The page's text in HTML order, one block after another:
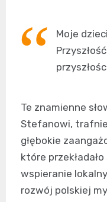
Moje
Te znamienne
Stefanowi,
głębokie
które
wspieranie
rozwój polskiej